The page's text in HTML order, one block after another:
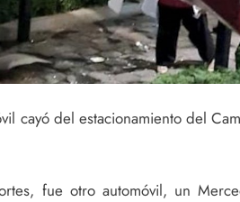
cayó del estacionamiento del
fue otro automóvil, un